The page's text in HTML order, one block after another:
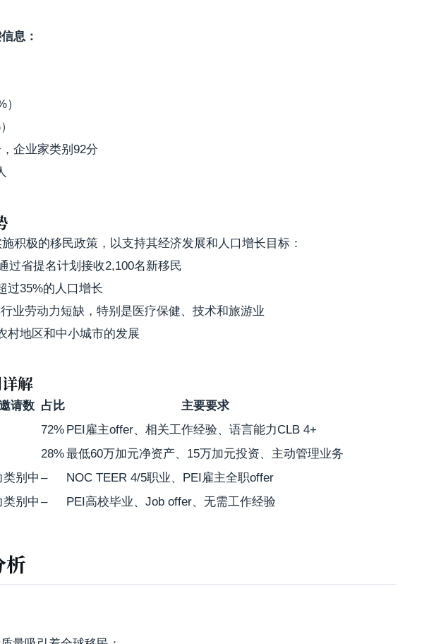
息：
企业家类别92分
积极的移民政策，以支持其经济发展和人口增长目标：
过省提名计划接收2,100名新移民
过35%的人口增长
业劳动力短缺，特别是医疗保健、技术和旅游业
村地区和中小城市的发展
解
请数 占比
主要要求
72% PEI雇主offer、相关工作经验、语言能力CLB 4+
28%最低60万加元净资产、15万加元投资、主动管理业务
别中 –
NOC TEER 4/5职业、PEI雇主全职offer
别中 – PEI高校毕业、Job offer、无需工作经验